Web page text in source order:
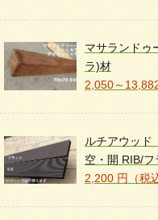
マサランドゥ
ラ)材
2,050～
ルチアウッ
空・開 RIB/フ
2,200 円（税